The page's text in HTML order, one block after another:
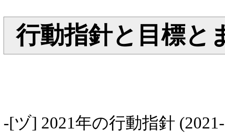
行動指針と目標と
-[ヅ] 2021年の行動指針